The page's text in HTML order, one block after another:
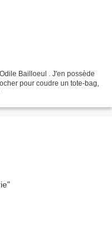
Bailloeul . J'en possède
pour coudre un tote-bag,